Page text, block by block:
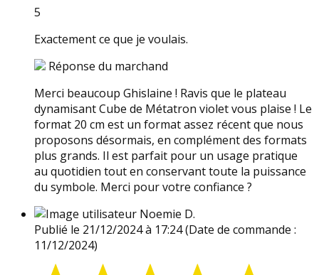
5
Exactement ce que je voulais.
Réponse du marchand
Merci beaucoup Ghislaine ! Ravis que le plateau
dynamisant Cube de Métatron violet vous plaise ! Le
format 20 cm est un format assez récent que nous
proposons désormais, en complément des formats
plus grands. Il est parfait pour un usage pratique
au quotidien tout en conservant toute la puissance
du symbole. Merci pour votre confiance ?
Noemie D.
Publié le 21/12/2024 à 17:24(Date de commande :
11/12/2024)